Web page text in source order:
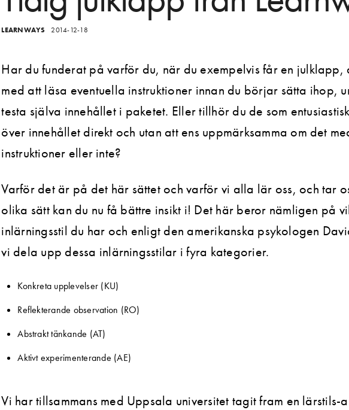
LEARNWAYS 2014-12-18
Har du funderat på varför du, när du exempelvis får en
med att läsa eventuella instruktioner innan du börjar sätta ihop,
testa själva innehållet i paketet. Eller tillhör du de som
över innehållet direkt och utan att ens uppmärksamma om det
instruktioner eller inte?
Varför det är på det här sättet och varför vi alla lär oss, och tar
olika sätt kan du nu få bättre insikt i! Det här beror nämligen på
inlärningsstil du har och enligt den amerikanska psykologen
vi dela upp dessa inlärningsstilar i fyra kategorier.
Konkreta upplevelser (KU)
Reflekterande observation (RO)
Abstrakt tänkande (AT)
Aktivt experimenterande (AE)
Vi har tillsammans med Uppsala universitet tagit fram en lärstils-
e-learningföretag?
träffa dig isåfall. Ring
mejlafilip.markel@learnways.com.